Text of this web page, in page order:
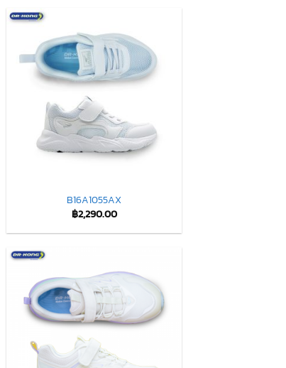
B16A1055AX
฿2,290.00